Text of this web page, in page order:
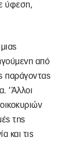
ύφεση,
από
παράγοντας
‘Άλλοι
της
και τις